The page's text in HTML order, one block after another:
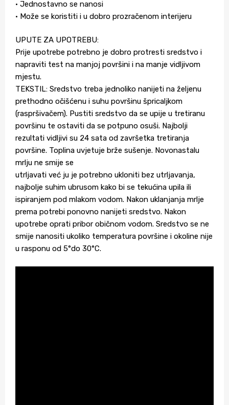
• Jednostavno se nanosi
• Može se koristiti i u dobro prozračenom interijeru
UPUTE ZA UPOTREBU:
Prije upotrebe potrebno je dobro protresti sredstvo i
napraviti test na manjoj površini i na manje vidljivom
mjestu.
TEKSTIL: Sredstvo treba jednoliko nanijeti na željenu
prethodno očišćenu i suhu površinu špricaljkom
(raspršivačem). Pustiti sredstvo da se upije u tretiranu
površinu te ostaviti da se potpuno osuši. Najbolji
rezultati vidljivi su 24 sata od završetka tretiranja
površine. Toplina uvjetuje brže sušenje. Novonastalu
mrlju ne smije se
utrljavati već ju je potrebno ukloniti bez utrljavanja,
najbolje suhim ubrusom kako bi se tekućina upila ili
ispiranjem pod mlakom vodom. Nakon uklanjanja mrlje
prema potrebi ponovno nanijeti sredstvo. Nakon
upotrebe oprati pribor običnom vodom. Sredstvo se ne
smije nanositi ukoliko temperatura površine i okoline nije
u rasponu od 5°do 30°C.